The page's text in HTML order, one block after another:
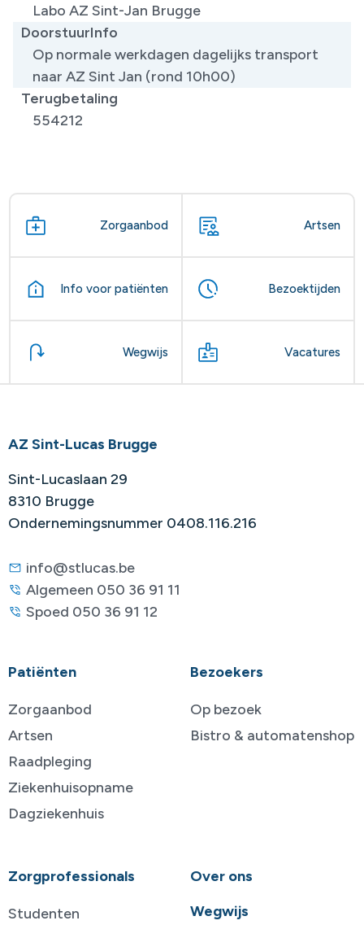
Labo AZ Sint-Jan Brugge
DoorstuurInfo
Op normale werkdagen dagelijks transport
naar AZ Sint Jan (rond 10h00)
Terugbetaling
554212
Zorgaanbod Artsen
Info voor patiënten Bezoektijden
Wegwijs Vacatures
AZ Sint-Lucas Brugge
Sint-Lucaslaan 29
8310 Brugge
Ondernemingsnummer 0408.116.216
info@stlucas.be
Algemeen 050 36 91 11
Spoed 050 36 91 12
Patiënten
Zorgaanbod
Artsen
Raadpleging
Ziekenhuisopname
Dagziekenhuis
Bezoekers
Op bezoek
Bistro & automatenshop
Zorgprofessionals
Studenten
Over ons
Wegwijs